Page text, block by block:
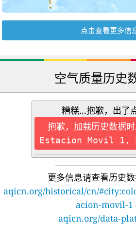
点击查看更多信
空气质量历史
糟糕...抱歉，出了
抱歉，加载历史数据
Estacion Movil 1,
更多信息请查看历史数
aqicn.org/historical/cn/
acion-movil-1
aqicn.org/data-